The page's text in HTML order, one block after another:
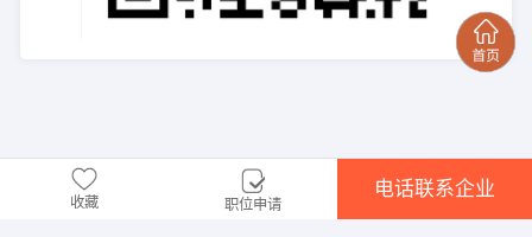
收藏 职位申请
电话联系企业